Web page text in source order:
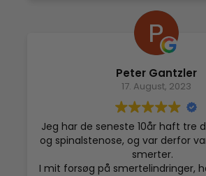
smertestillende piller om dagen
mig allerede til min næste tid
kun sige prøv det, det er alle
Peter Gantzler
17. August, 2023
Jeg har de seneste 10år haft tre
og spinalstenose, og var derfor
smerter.
I mit forsøg på smertelindringer,